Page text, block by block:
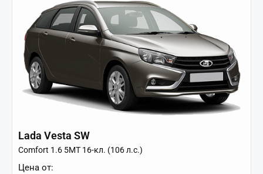
Lada Vesta SW
Comfort 1.6 5MT 16-кл. (106 л.с.)
Цена от: